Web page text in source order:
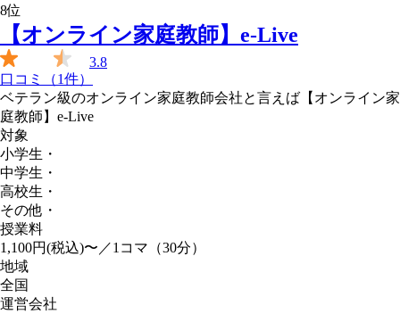
8位
【オンライン家庭教師】e-Live
3.8
口コミ（1件）
ベテラン級のオンライン家庭教師会社と言えば【オンライン家
庭教師】e-Live
対象
小学生 ・
中学生 ・
高校生 ・
その他 ・
授業料
1,100円(税込)〜／1コマ（30分）
地域
全国
運営会社